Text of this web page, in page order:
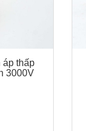
áp thấp
3000V